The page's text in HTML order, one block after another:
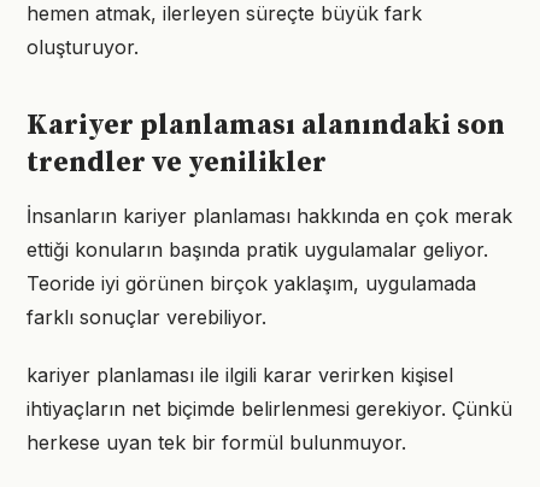
hemen atmak, ilerleyen süreçte büyük fark
oluşturuyor.
Kariyer planlaması alanındaki son
trendler ve yenilikler
İnsanların kariyer planlaması hakkında en çok merak
ettiği konuların başında pratik uygulamalar geliyor.
Teoride iyi görünen birçok yaklaşım, uygulamada
farklı sonuçlar verebiliyor.
kariyer planlaması ile ilgili karar verirken kişisel
ihtiyaçların net biçimde belirlenmesi gerekiyor. Çünkü
herkese uyan tek bir formül bulunmuyor.